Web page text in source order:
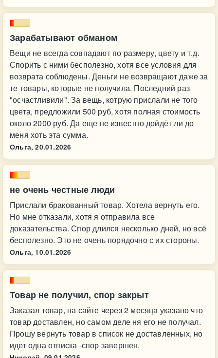
Зарабатывают обманом
Вещи не всегда совпадают по размеру, цвету и т.д.
Спорить с ними бесполезно, хотя все условия для
возврата соблюдены. Деньги не возвращают даже за
те товары, которые не получила. Последний раз
"осчастливили". За вещь, котрую прислали не того
цвета, предложили 500 руб, хотя полная стоимость
около 2000 руб. Да еще не известно дойдёт ли до
меня хоть эта сумма.
Ольга, 20.01.2026
не очень честные люди
Прислали бракованный товар. Хотела вернуть его.
Но мне отказали, хотя я отправила все
доказательства. Спор длился несколько дней, но всё
бесполезно. Это не очень порядочно с их стороны.
Ольга, 10.01.2026
Товар не получил, спор закрыт
Заказал товар, на сайте через 2 месяца указано что
товар доставлен, но самом деле ня его не получал.
Прошу вернуть товар в список не доставленных, но
идет одна отписка -спор завершен.